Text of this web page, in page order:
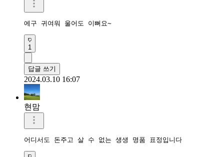
에구 귀여워 울어도 이뻐요~
1
답글 쓰기
2024.03.10 16:07
현맘
어디서도 돈주고 살 수 없는 생생 명품 표정입니다